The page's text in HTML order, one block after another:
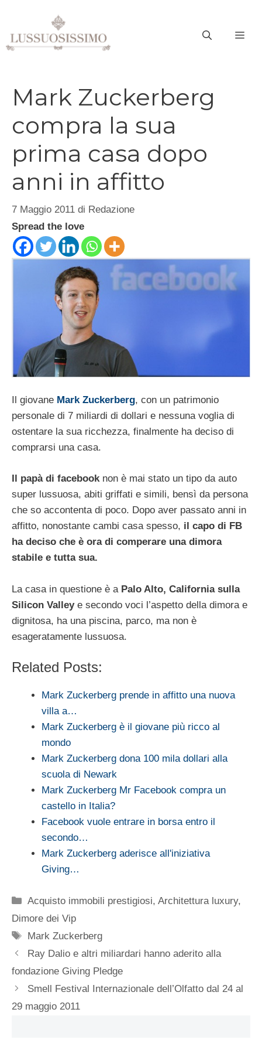
contenuto
Mark Zuckerberg
compra la sua
prima casa dopo
anni in affitto
7 Maggio 2011 di Redazione
Spread the love
Il giovane Mark Zuckerberg, con un patrimonio
personale di 7 miliardi di dollari e nessuna voglia di
ostentare la sua ricchezza, finalmente ha deciso di
comprarsi una casa.
Il papà di facebooknon è mai stato un tipo da auto
super lussuosa, abiti griffati e simili, bensì da persona
che so accontenta di poco. Dopo aver passato anni in
affitto, nonostante cambi casa spesso, il capo di FB
ha deciso che è ora di comperare una dimora
stabile e tutta sua.
La casa in questione è aPalo Alto, California sulla
Silicon Valleye secondo voci l’aspetto della dimora e
dignitosa, ha una piscina, parco, ma non è
esageratamente lussuosa.
Related Posts:
Mark Zuckerberg prende in affitto una nuova
villa a…
Mark Zuckerberg è il giovane più ricco al
mondo
Mark Zuckerberg dona 100 mila dollari alla
scuola di Newark
Mark Zuckerberg Mr Facebook compra un
castello in Italia?
Facebook vuole entrare in borsa entro il
secondo…
Mark Zuckerberg aderisce all'iniziativa
Giving…
Categorie
Acquisto immobili prestigiosi,Architettura luxury,
Dimore dei Vip
Tag
Mark Zuckerberg
Ray Dalio e altri miliardari hanno aderito alla
fondazione Giving Pledge
Smell Festival Internazionale dell’Olfatto dal 24 al
29 maggio 2011